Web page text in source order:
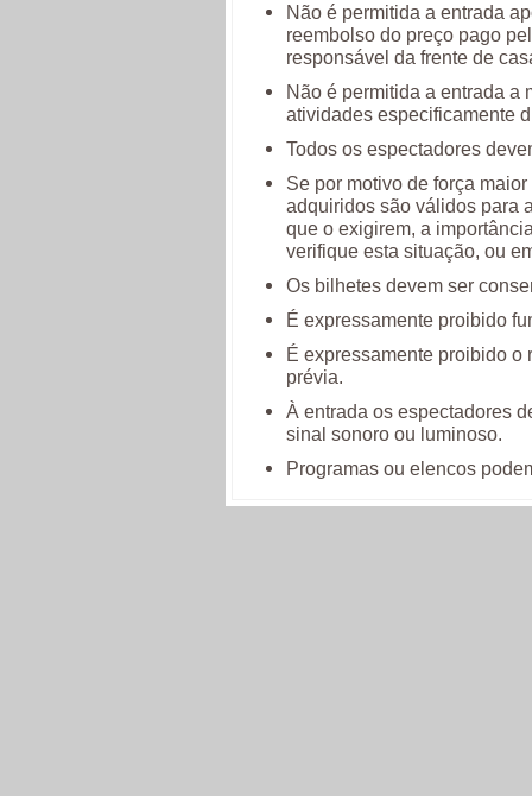
Não é permitida a entrada
reembolso do preço pago
responsável da frente de
Não é permitida a entrada a
atividades especificamente
Todos os espectadores
Se por motivo de força
adquiridos são válidos para
que o exigirem, a
verifique esta situação, ou
Os bilhetes devem ser
É expressamente proibido
É expressamente proibido o
prévia.
À entrada os espectadores
sinal sonoro ou luminoso.
Programas ou elencos